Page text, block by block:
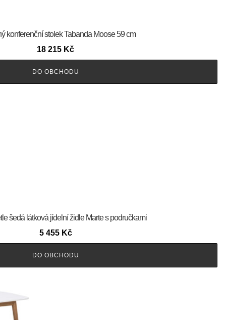
konferenční stolek Tabanda Moose 59 cm
18 215 Kč
DO OBCHODU
šedá látková jídelní židle Marte s područkami
5 455 Kč
DO OBCHODU